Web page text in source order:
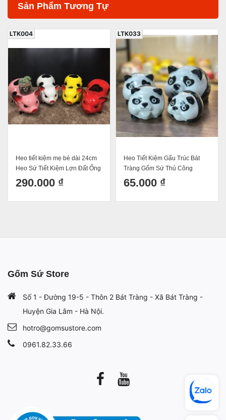
Sản Phẩm Tương Tự
Heo Tiết Kiệm Gấu Trúc Bát
Tràng Gốm Sứ Thủ Công
65.000 ₫
LTK033
Heo Đất Tiết Kiệm Dáng Cánh
Tiên Lợn Nơ Gốm Sứ Bát
Tràng Thủ Công
320.000 ₫
LTK015
Gốm Sứ Store
Số 1 - Đường 19-5 - Thôn 2 Bát Tràng - Xã Bát Tràng -
Huyện Gia Lâm - Hà Nội.
hotro@gomsustore.com
0961.82.33.66